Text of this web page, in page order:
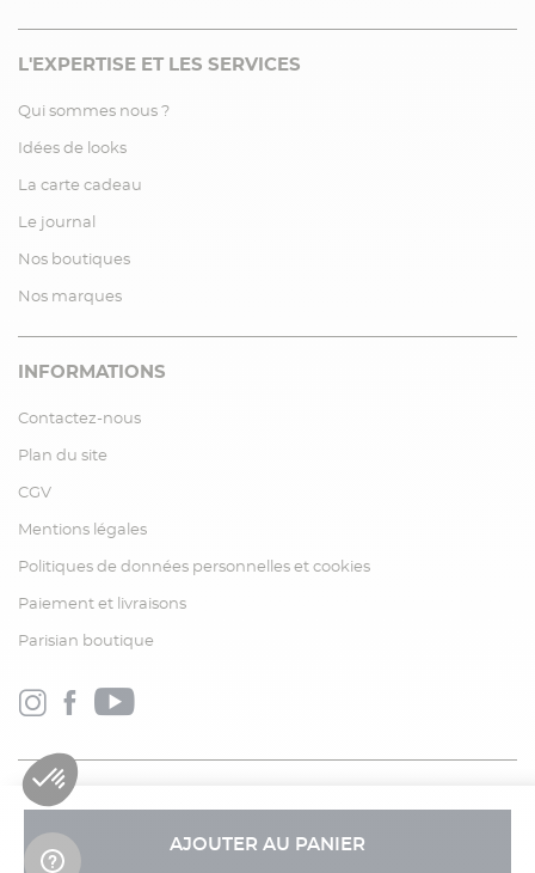
AJOUTER AU PANIER
L'EXPERTISE ET LES SERVICES
Qui sommes nous ?
Idées de looks
La carte cadeau
Le journal
Nos boutiques
Nos marques
INFORMATIONS
Contactez-nous
Plan du site
CGV
Mentions légales
Politiques de données personnelles et cookies
Paiement et livraisons
Parisian boutique